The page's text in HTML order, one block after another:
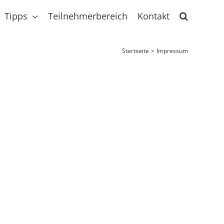
Tipps Teilnehmerbereich Kontakt
Startseite Impressum